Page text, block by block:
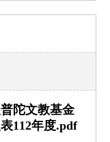
陀文教基金
112年度.pdf